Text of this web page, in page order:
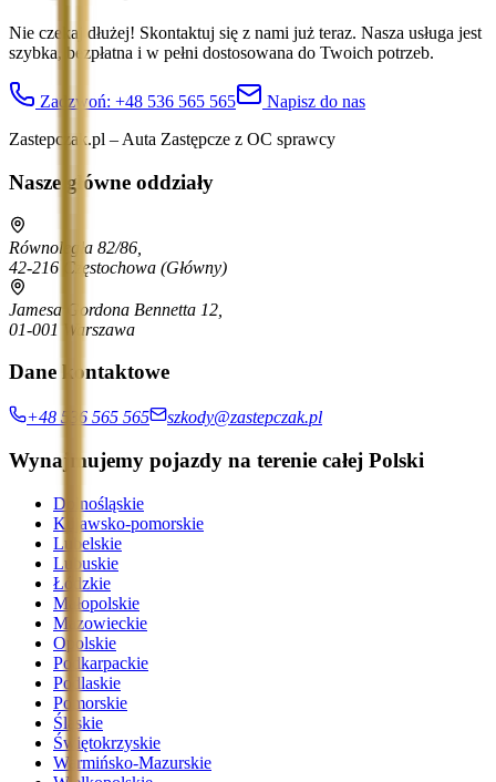
Nie czekaj dłużej! Skontaktuj się z nami już teraz. Nasza usługa jest
szybka, bezpłatna i w pełni dostosowana do Twoich potrzeb.
Zadzwoń: +48 536 565 565
Napisz do nas
Zastepczak.pl – Auta Zastępcze z OC sprawcy
Nasze główne oddziały
Równoległa 82/86,
42-216 Częstochowa (Główny)
Jamesa Gordona Bennetta 12,
01-001 Warszawa
Dane kontaktowe
+48 536 565 565 szkody@zastepczak.pl
Wynajmujemy pojazdy na terenie całej Polski
Dolnośląskie
Kujawsko-pomorskie
Lubelskie
Lubuskie
Łódzkie
Małopolskie
Mazowieckie
Opolskie
Podkarpackie
Podlaskie
Pomorskie
Śląskie
Świętokrzyskie
Warmińsko-Mazurskie